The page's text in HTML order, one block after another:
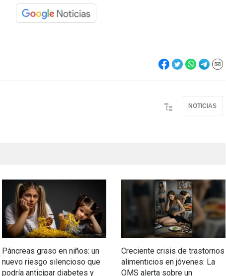
NOTICIAS
Páncreas graso en niños: un
nuevo riesgo silencioso que
podría anticipar diabetes y
Creciente crisis de trastornos
alimenticios en jóvenes: La
OMS alerta sobre un